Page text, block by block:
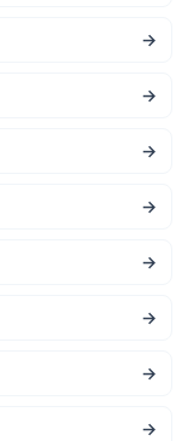
→
→
→
→
→
→
→
→